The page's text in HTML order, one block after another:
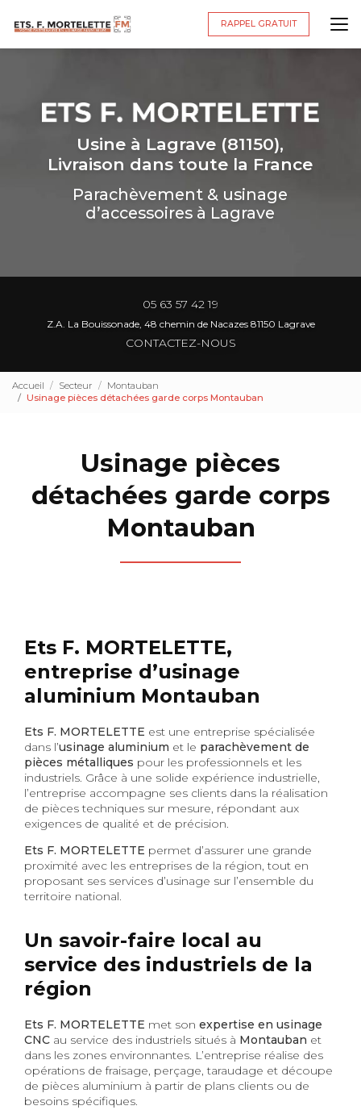
principal
RAPPEL GRATUIT
Usine à Lagrave (81150),
Livraison dans toute la France
Parachèvement & usinage
d’accessoires à Lagrave
05 63 57 42 19
Z.A. La Bouissonade, 48 chemin de Nacazes 81150 Lagrave
CONTACTEZ-NOUS
Accueil Secteur
Montauban
Usinage pièces détachées garde corps Montauban
Usinage pièces
détachées garde corps
Montauban
Ets F. MORTELETTE,
entreprise d’usinage
aluminium Montauban
Ets F. MORTELETTE est une entreprise spécialisée
dans l’usinage aluminium et le parachèvement de
pièces métalliques pour les professionnels et les
industriels. Grâce à une solide expérience industrielle,
l’entreprise accompagne ses clients dans la réalisation
de pièces techniques sur mesure, répondant aux
exigences de qualité et de précision.
Ets F. MORTELETTE permet d’assurer une grande
proximité avec les entreprises de la région, tout en
proposant ses services d’usinage sur l’ensemble du
territoire national.
Un savoir-faire local au
service des industriels de la
région
Ets F. MORTELETTE met son expertise en usinage
CNC au service des industriels situés à Montauban et
dans les zones environnantes. L’entreprise réalise des
opérations de fraisage, perçage, taraudage et découpe
de pièces aluminium à partir de plans clients ou de
besoins spécifiques.